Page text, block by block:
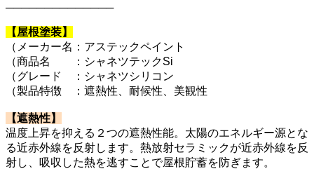
──────────────
【屋根塗装】
（メーカー名：アステックペイント
（商品名 ：シャネツテックSi
（グレード ：シャネツシリコン
（製品特徴 ：遮熱性、耐候性、美観性
【遮熱性】
温度上昇を抑える２つの遮熱性能。太陽のエネルギー源とな
る近赤外線を反射します。熱放射セラミックが近赤外線を反
射し、吸収した熱を逃すことで屋根貯蓄を防ぎます。